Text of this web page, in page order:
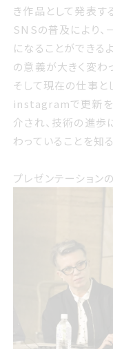
き作品として発表す
SNSの普及により
になることができる
の意義が大きく変わ
そして現在の仕事と
instagramで更新を
介され、技術の進歩
わっていることを知
プレゼンテーション